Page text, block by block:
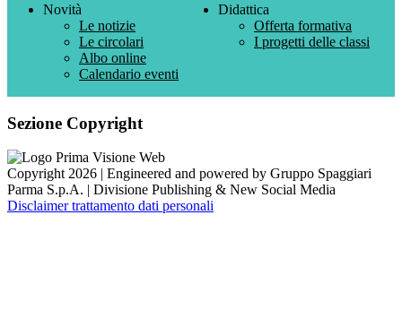
Novità
Le notizie
Le circolari
Albo online
Calendario eventi
Didattica
Offerta formativa
I progetti delle classi
Sezione Copyright
Copyright 2026 | Engineered and powered by Gruppo Spaggiari
Parma S.p.A. | Divisione Publishing & New Social Media
Disclaimer trattamento dati personali